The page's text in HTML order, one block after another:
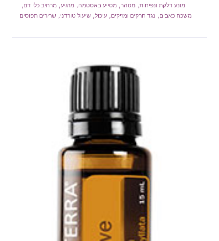
מונע דלקת ונפיחות, מטהר, מסייע באסטמה, מרגיע, מרחיב כלי דם,
משכח כאבים, נגד חרקים ומזיקים, עיכול, שיעול טורדני, שרירים תפוסים